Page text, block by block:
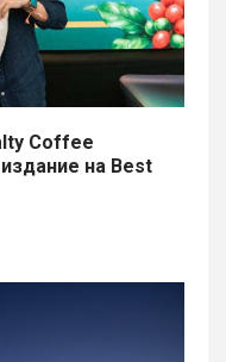
Coffee
на Best